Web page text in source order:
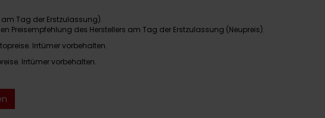
Tag der Erstzulassung).
Preisempfehlung des Herstellers am Tag der Erstzulassung (Neupreis).
Irrtümer vorbehalten.
Irrtümer vorbehalten.